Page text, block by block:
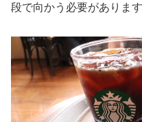
段で向かう必要があります